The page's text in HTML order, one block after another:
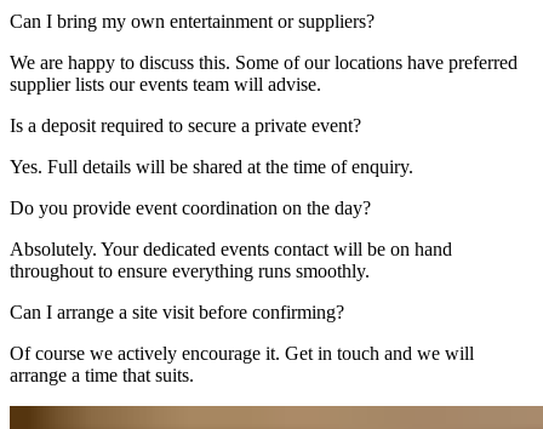
Can I bring my own entertainment or suppliers?​​​​‌ ‍ ​‍​‍‌‍ ‌ ​‍‌‍‍‌‌‍‌ ‌‍‍‌‌‍ ‍​‍​‍​ ‍‍​‍​‍‌ ​ ‌‍​‌‌‍ ‍‌‍‍‌‌ ‌​‌ ‍‌​‍ ‍‌‍‍‌‌‍ ​‍​‍​‍ ​​‍​‍‌‍‍​‌ ​‍‌‍‌‌‌‍‌‍​‍​‍​ ‍‍​‍​‍‌‍‍​‌ ‌​‌ ‌​‌ ​​‌ ​ ​ ‍‍​‍ ​‍ ‌‍ ​​‍ ‌‌‍​‌‌‍ ‍‌‍‌​​‍ ‌‌ ​‍​‍ ‌‌‍‍​‌‍ ‌ ‌​‌‍‌‌‌‍ ​‌ ​ ​‍ ‌‌ ​ ‌ ‌​‌ ‌‌‌‍‌​‌‍‍‌‌‍ ​‍ ‍‌ ‌‍‌‍‌‌‌ ​‍‌‍​ ‌‍‌‌‌‍ ​​‍ ‍‌‍​‌‌ ​​‌ ​​​‍ ‌‍‍‌‌‍ ‍‌ ‌​‌‍‌‌‌‍ ‍‌ ‌​​‍ ‌‍‌‌‌‍‌​‌‍‍‌‌ ‌​​‍ ‌‍ ‌‌‍ ‌‍‌​‌‍‌‌​ ‌‌ ​​‌ ​‍‌‍‌‌‌ ​ ‌‍‌‌‌‍ ‍‌ ‌​‌‍​‌‌ ‌​‌‍‍‌‌‍ ‌‍ ‍​ ‍ ‌‍‍‌‌‍‌​​ ‌​ ‌‌​ ​ ‌‍​‌​ ‍​‌‍‌‌​ ‍​​ ‍‌​ ‍​​‍ ‌‌‍​‌​ ‍‌​ ‌‌‌‍‌‌​‍ ‌​ ‌​​ ‌ ‌‍‌‌​ ​​​‍ ‌‌‍​‍‌‍‌​‌‍​‍​ ​‍​‍ ‌​ ‌‍‌‍‌‌​ ​ ​ ‌‍‌‍‌​‌‍​ ‌‍‌‍​ ‍​​ ​‌​ ​‍​ ‍‌​ ​​​ ‍ ‌ ‌​‌ ‍‌‌ ​​‌‍‌‌​ ‌‌‍‍​‌‍ ‌ ‌​‌‍‌‌‌‍ ​‌​‌‍‌‍​‌‌ ​‌​ ‍ ‌ ​​‌‍​‌‌ ‌​‌‍‍​​ ‌‌ ​‌‌ ‌‌‌‍‌‌‌ ​ ‌ ‌​‌‍‍‌‌‍ ‌‍ ‍​ ‌‍​‍‌‍​‌‌ ​ ‌‍‌‌‌‌‌‌‌ ​‍‌‍ ​​ ‌‌‍‍​‌ ‌​‌ ‌​‌ ​​‌ ​ ​‍‌‌​ ​ ‌​​‌​‍‌‌​ ​‍‌​‌‍​‍‌‌​ ​‍‌​‌‍‌‍ ​​‍ ‌‌‍​‌‌‍ ‍‌‍‌​​‍ ‌‌ ​‍​‍ ‌‌‍‍​‌‍ ‌ ‌​‌‍‌‌‌‍ ​‌ ​ ​‍ ‌‌ ​ ‌ ‌​‌ ‌‌‌‍‌​‌‍‍‌‌‍ ​‍ ‍‌ ‌‍‌‍‌‌‌ ​‍‌‍​ ‌‍‌‌‌‍ ​​‍ ‍‌‍​‌‌ ​​‌ ​​​‍‌‍‌‍‍‌‌‍‌​​ ‌​ ‌‌​ ​ ‌‍​‌​ ‍​‌‍‌‌​ ‍​​ ‍‌​ ‍​​‍ ‌‌‍​‌​ ‍‌​ ‌‌‌‍‌‌​‍ ‌​ ‌​​ ‌ ‌‍‌‌​ ​​​‍ ‌‌‍​‍‌‍‌​‌‍​‍​ ​‍​‍ ‌​ ‌‍‌‍‌‌​ ​ ​ ‌‍‌‍‌​‌‍​ ‌‍‌‍​ ‍​​ ​‌​ ​‍​ ‍‌​ ​​​‍‌‍‌ ‌​‌ ‍‌‌ ​​‌‍‌‌​ ‌‌‍‍​‌‍ ‌ ‌​‌‍‌‌‌‍ ​‌​‌‍‌‍​‌‌ ​‌​‍‌‍‌ ​​‌‍​‌‌ ‌​‌‍‍​​ ‌‌ ​‌‌ ‌‌‌‍‌‌‌ ​ ‌ ‌​‌‍‍‌‌‍ ‌‍ ‍​‍‌‍‌ ​​‌‍‌‌‌ ​‍‌ ​ ‌ ​​‌‍‌‌‌‍​ ‌ ‌​‌‍‍‌‌ ‌‍‌‍‌‌​ ‌‌ ​​‌ ‌‌‌‍​‍‌‍ ​‌‍‍‌‌ ​ ‌‍‍​‌‍‌‌‌‍‌​​‍​‍‌ ‌
We are happy to discuss this. Some of our locations have preferred
supplier lists our events team will advise.​​​​‌ ‍ ​‍​‍‌‍ ‌ ​‍‌‍‍‌‌‍‌ ‌‍‍‌‌‍ ‍​‍​‍​ ‍‍​‍​‍‌ ​ ‌‍​‌‌‍ ‍‌‍‍‌‌ ‌​‌ ‍‌​‍ ‍‌‍‍‌‌‍ ​‍​‍​‍ ​​‍​‍‌‍‍​‌ ​‍‌‍‌‌‌‍‌‍​‍​‍​ ‍‍​‍​‍‌‍‍​‌ ‌​‌ ‌​‌ ​​‌ ​ ​ ‍‍​‍ ​‍ ‌‍ ​​‍ ‌‌‍​‌‌‍ ‍‌‍‌​​‍ ‌‌ ​‍​‍ ‌‌‍‍​‌‍ ‌ ‌​‌‍‌‌‌‍ ​‌ ​ ​‍ ‌‌ ​ ‌ ‌​‌ ‌‌‌‍‌​‌‍‍‌‌‍ ​‍ ‍‌ ‌‍‌‍‌‌‌ ​‍‌‍​ ‌‍‌‌‌‍ ​​‍ ‍‌‍​‌‌ ​​‌ ​​​‍ ‌‍‍‌‌‍ ‍‌ ‌​‌‍‌‌‌‍ ‍‌ ‌​​‍ ‌‍‌‌‌‍‌​‌‍‍‌‌ ‌​​‍ ‌‍ ‌‌‍ ‌‍‌​‌‍‌‌​ ‌‌ ​​‌ ​‍‌‍‌‌‌ ​ ‌‍‌‌‌‍ ‍‌ ‌​‌‍​‌‌ ‌​‌‍‍‌‌‍ ‌‍ ‍​ ‍ ‌‍‍‌‌‍‌​​ ‌​ ‌‌​ ​ ‌‍​‌​ ‍​‌‍‌‌​ ‍​​ ‍‌​ ‍​​‍ ‌‌‍​‌​ ‍‌​ ‌‌‌‍‌‌​‍ ‌​ ‌​​ ‌ ‌‍‌‌​ ​​​‍ ‌‌‍​‍‌‍‌​‌‍​‍​ ​‍​‍ ‌​ ‌‍‌‍‌‌​ ​ ​ ‌‍‌‍‌​‌‍​ ‌‍‌‍​ ‍​​ ​‌​ ​‍​ ‍‌​ ​​​ ‍ ‌ ‌​‌ ‍‌‌ ​​‌‍‌‌​ ‌‌‍‍​‌‍ ‌ ‌​‌‍‌‌‌‍ ​‌​‌‍‌‍​‌‌ ​‌​ ‍ ‌ ​​‌‍​‌‌ ‌​‌‍‍​​ ‌‌‍​‌‌‍ ‍‌ ​ ‌ ‌ ‌‍‌‌‌ ​‍​‍‌‌​ ‌‌‌​​‍‌‌ ‌‍‍ ‌‍‌‌‌ ‍‌​‍‌‌​ ​ ‌​‌​​‍‌‌​ ​ ‌​‌​​‍‌‌​ ​‍​ ​‍​ ​‌‌‍​‌​ ‌ ​ ​ ​ ‌ ‌‍​‌‌‍​‌‌‍​‌​ ​‌​ ‌ ​ ‌‍‌‍‌​​‍‌‌​ ​‍​ ​‍​‍‌‌​ ‌‌‌​‌​​‍ ‍‌‍​ ‌‍‍​‌‍‍‌‌‍ ​‌‍‌​‌ ​‍‌‍‌‌‌‍ ‍​‍‌‌​ ‌‌‌​​‍‌‌ ‌‍‍ ‌‍‌‌‌ ‍‌​‍‌‌​ ​ ‌​‌​​‍‌‌​ ​ ‌​‌​​‍‌‌​ ​‍​ ​‍​ ​​‌‍​‌‌‍‌​​ ​​‌‍​‍​ ‌​‌‍​ ​ ‌ ​ ‍​​ ​‌​ ‌ ​ ‌‌​‍‌‌​ ​‍​ ​‍​‍‌‌​ ‌‌‌​‌​​‍ ‍‌ ‌​‌‍‌‌‌ ‍​‌ ‌​​ ‌‍​‍‌‍​‌‌ ​ ‌‍‌‌‌‌‌‌‌ ​‍‌‍ ​​ ‌‌‍‍​‌ ‌​‌ ‌​‌ ​​‌ ​ ​‍‌‌​ ​ ‌​​‌​‍‌‌​ ​‍‌​‌‍​‍‌‌​ ​‍‌​‌‍‌‍ ​​‍ ‌‌‍​‌‌‍ ‍‌‍‌​​‍ ‌‌ ​‍​‍ ‌‌‍‍​‌‍ ‌ ‌​‌‍‌‌‌‍ ​‌ ​ ​‍ ‌‌ ​ ‌ ‌​‌ ‌‌‌‍‌​‌‍‍‌‌‍ ​‍ ‍‌ ‌‍‌‍‌‌‌ ​‍‌‍​ ‌‍‌‌‌‍ ​​‍ ‍‌‍​‌‌ ​​‌ ​​​‍‌‍‌‍‍‌‌‍‌​​ ‌​ ‌‌​ ​ ‌‍​‌​ ‍​‌‍‌‌​ ‍​​ ‍‌​ ‍​​‍ ‌‌‍​‌​ ‍‌​ ‌‌‌‍‌‌​‍ ‌​ ‌​​ ‌ ‌‍‌‌​ ​​​‍ ‌‌‍​‍‌‍‌​‌‍​‍​ ​‍​‍ ‌​ ‌‍‌‍‌‌​ ​ ​ ‌‍‌‍‌​‌‍​ ‌‍‌‍​ ‍​​ ​‌​ ​‍​ ‍‌​ ​​​‍‌‍‌ ‌​‌ ‍‌‌ ​​‌‍‌‌​ ‌‌‍‍​‌‍ ‌ ‌​‌‍‌‌‌‍ ​‌​‌‍‌‍​‌‌ ​‌​‍‌‍‌ ​​‌‍​‌‌ ‌​‌‍‍​​ ‌‌‍​‌‌‍ ‍‌ ​ ‌ ‌ ‌‍‌‌‌ ​‍​‍‌‌​ ‌‌‌​​‍‌‌ ‌‍‍ ‌‍‌‌‌ ‍‌​‍‌‌​ ​ ‌​‌​​‍‌‌​ ​ ‌​‌​​‍‌‌​ ​‍​ ​‍​ ​‌‌‍​‌​ ‌ ​ ​ ​ ‌ ‌‍​‌‌‍​‌‌‍​‌​ ​‌​ ‌ ​ ‌‍‌‍‌​​‍‌‌​ ​‍​ ​‍​‍‌‌​ ‌‌‌​‌​​‍ ‍‌‍​ ‌‍‍​‌‍‍‌‌‍ ​‌‍‌​‌ ​‍‌‍‌‌‌‍ ‍​‍‌‌​ ‌‌‌​​‍‌‌ ‌‍‍ ‌‍‌‌‌ ‍‌​‍‌‌​ ​ ‌​‌​​‍‌‌​ ​ ‌​‌​​‍‌‌​ ​‍​ ​‍​ ​​‌‍​‌‌‍‌​​ ​​‌‍​‍​ ‌​‌‍​ ​ ‌ ​ ‍​​ ​‌​ ‌ ​ ‌‌​‍‌‌​ ​‍​ ​‍​‍‌‌​ ‌‌‌​‌​​‍ ‍‌ ‌​‌‍‌‌‌ ‍​‌ ‌​​‍‌‍‌ ​​‌‍‌‌‌ ​‍‌ ​ ‌ ​​‌‍‌‌‌‍​ ‌ ‌​‌‍‍‌‌ ‌‍‌‍‌‌​ ‌‌ ​​‌ ‌‌‌‍​‍‌‍ ​‌‍‍‌‌ ​ ‌‍‍​‌‍‌‌‌‍‌​​‍​‍‌ ‌
Is a deposit required to secure a private event?​​​​‌ ‍ ​‍​‍‌‍ ‌ ​‍‌‍‍‌‌‍‌ ‌‍‍‌‌‍ ‍​‍​‍​ ‍‍​‍​‍‌ ​ ‌‍​‌‌‍ ‍‌‍‍‌‌ ‌​‌ ‍‌​‍ ‍‌‍‍‌‌‍ ​‍​‍​‍ ​​‍​‍‌‍‍​‌ ​‍‌‍‌‌‌‍‌‍​‍​‍​ ‍‍​‍​‍‌‍‍​‌ ‌​‌ ‌​‌ ​​‌ ​ ​ ‍‍​‍ ​‍ ‌‍ ​​‍ ‌‌‍​‌‌‍ ‍‌‍‌​​‍ ‌‌ ​‍​‍ ‌‌‍‍​‌‍ ‌ ‌​‌‍‌‌‌‍ ​‌ ​ ​‍ ‌‌ ​ ‌ ‌​‌ ‌‌‌‍‌​‌‍‍‌‌‍ ​‍ ‍‌ ‌‍‌‍‌‌‌ ​‍‌‍​ ‌‍‌‌‌‍ ​​‍ ‍‌‍​‌‌ ​​‌ ​​​‍ ‌‍‍‌‌‍ ‍‌ ‌​‌‍‌‌‌‍ ‍‌ ‌​​‍ ‌‍‌‌‌‍‌​‌‍‍‌‌ ‌​​‍ ‌‍ ‌‌‍ ‌‍‌​‌‍‌‌​ ‌‌ ​​‌ ​‍‌‍‌‌‌ ​ ‌‍‌‌‌‍ ‍‌ ‌​‌‍​‌‌ ‌​‌‍‍‌‌‍ ‌‍ ‍​ ‍ ‌‍‍‌‌‍‌​​ ‌​ ‌‌​ ​ ​ ‍‌‌‍​ ​ ‌ ​ ​ ​ ‌ ​ ​‌​‍ ‌‌‍‌​‌‍​ ​ ​‍‌‍​ ​‍ ‌​ ‌​​ ‍​‌‍​‍​ ​‍​‍ ‌‌‍​‌​ ‍‌‌‍‌​​ ​‌​‍ ‌‌‍​ ​ ​‌‌‍​‍‌‍‌‌​ ‌ ​ ​ ​ ‍​​ ‌​​ ​‍​ ‌ ​ ‍​​ ​​​ ‍ ‌ ‌​‌ ‍‌‌ ​​‌‍‌‌​ ‌‌‍‍​‌‍ ‌ ‌​‌‍‌‌‌‍ ​‌​‌‍‌‍​‌‌ ​‌​ ‍ ‌ ​​‌‍​‌‌ ‌​‌‍‍​​ ‌‌ ​‌‌ ‌‌‌‍‌‌‌ ​ ‌ ‌​‌‍‍‌‌‍ ‌‍ ‍​ ‌‍​‍‌‍​‌‌ ​ ‌‍‌‌‌‌‌‌‌ ​‍‌‍ ​​ ‌‌‍‍​‌ ‌​‌ ‌​‌ ​​‌ ​ ​‍‌‌​ ​ ‌​​‌​‍‌‌​ ​‍‌​‌‍​‍‌‌​ ​‍‌​‌‍‌‍ ​​‍ ‌‌‍​‌‌‍ ‍‌‍‌​​‍ ‌‌ ​‍​‍ ‌‌‍‍​‌‍ ‌ ‌​‌‍‌‌‌‍ ​‌ ​ ​‍ ‌‌ ​ ‌ ‌​‌ ‌‌‌‍‌​‌‍‍‌‌‍ ​‍ ‍‌ ‌‍‌‍‌‌‌ ​‍‌‍​ ‌‍‌‌‌‍ ​​‍ ‍‌‍​‌‌ ​​‌ ​​​‍‌‍‌‍‍‌‌‍‌​​ ‌​ ‌‌​ ​ ​ ‍‌‌‍​ ​ ‌ ​ ​ ​ ‌ ​ ​‌​‍ ‌‌‍‌​‌‍​ ​ ​‍‌‍​ ​‍ ‌​ ‌​​ ‍​‌‍​‍​ ​‍​‍ ‌‌‍​‌​ ‍‌‌‍‌​​ ​‌​‍ ‌‌‍​ ​ ​‌‌‍​‍‌‍‌‌​ ‌ ​ ​ ​ ‍​​ ‌​​ ​‍​ ‌ ​ ‍​​ ​​​‍‌‍‌ ‌​‌ ‍‌‌ ​​‌‍‌‌​ ‌‌‍‍​‌‍ ‌ ‌​‌‍‌‌‌‍ ​‌​‌‍‌‍​‌‌ ​‌​‍‌‍‌ ​​‌‍​‌‌ ‌​‌‍‍​​ ‌‌ ​‌‌ ‌‌‌‍‌‌‌ ​ ‌ ‌​‌‍‍‌‌‍ ‌‍ ‍​‍‌‍‌ ​​‌‍‌‌‌ ​‍‌ ​ ‌ ​​‌‍‌‌‌‍​ ‌ ‌​‌‍‍‌‌ ‌‍‌‍‌‌​ ‌‌ ​​‌ ‌‌‌‍​‍‌‍ ​‌‍‍‌‌ ​ ‌‍‍​‌‍‌‌‌‍‌​​‍​‍‌ ‌
Yes. Full details will be shared at the time of enquiry.​​​​‌ ‍ ​‍​‍‌‍ ‌ ​‍‌‍‍‌‌‍‌ ‌‍‍‌‌‍ ‍​‍​‍​ ‍‍​‍​‍‌ ​ ‌‍​‌‌‍ ‍‌‍‍‌‌ ‌​‌ ‍‌​‍ ‍‌‍‍‌‌‍ ​‍​‍​‍ ​​‍​‍‌‍‍​‌ ​‍‌‍‌‌‌‍‌‍​‍​‍​ ‍‍​‍​‍‌‍‍​‌ ‌​‌ ‌​‌ ​​‌ ​ ​ ‍‍​‍ ​‍ ‌‍ ​​‍ ‌‌‍​‌‌‍ ‍‌‍‌​​‍ ‌‌ ​‍​‍ ‌‌‍‍​‌‍ ‌ ‌​‌‍‌‌‌‍ ​‌ ​ ​‍ ‌‌ ​ ‌ ‌​‌ ‌‌‌‍‌​‌‍‍‌‌‍ ​‍ ‍‌ ‌‍‌‍‌‌‌ ​‍‌‍​ ‌‍‌‌‌‍ ​​‍ ‍‌‍​‌‌ ​​‌ ​​​‍ ‌‍‍‌‌‍ ‍‌ ‌​‌‍‌‌‌‍ ‍‌ ‌​​‍ ‌‍‌‌‌‍‌​‌‍‍‌‌ ‌​​‍ ‌‍ ‌‌‍ ‌‍‌​‌‍‌‌​ ‌‌ ​​‌ ​‍‌‍‌‌‌ ​ ‌‍‌‌‌‍ ‍‌ ‌​‌‍​‌‌ ‌​‌‍‍‌‌‍ ‌‍ ‍​ ‍ ‌‍‍‌‌‍‌​​ ‌​ ‌‌​ ​ ​ ‍‌‌‍​ ​ ‌ ​ ​ ​ ‌ ​ ​‌​‍ ‌‌‍‌​‌‍​ ​ ​‍‌‍​ ​‍ ‌​ ‌​​ ‍​‌‍​‍​ ​‍​‍ ‌‌‍​‌​ ‍‌‌‍‌​​ ​‌​‍ ‌‌‍​ ​ ​‌‌‍​‍‌‍‌‌​ ‌ ​ ​ ​ ‍​​ ‌​​ ​‍​ ‌ ​ ‍​​ ​​​ ‍ ‌ ‌​‌ ‍‌‌ ​​‌‍‌‌​ ‌‌‍‍​‌‍ ‌ ‌​‌‍‌‌‌‍ ​‌​‌‍‌‍​‌‌ ​‌​ ‍ ‌ ​​‌‍​‌‌ ‌​‌‍‍​​ ‌‌‍​‌‌‍ ‍‌ ​ ‌ ‌ ‌‍‌‌‌ ​‍​‍‌‌​ ‌‌‌​​‍‌‌ ‌‍‍ ‌‍‌‌‌ ‍‌​‍‌‌​ ​ ‌​‌​​‍‌‌​ ​ ‌​‌​​‍‌‌​ ​‍​ ​‍‌‍​‍​ ​‍‌‍‌‍​ ‍‌​ ​​​ ‍​​ ‌​​ ​​​ ​‌​ ​ ‌‍​‍‌‍‌‌​‍‌‌​ ​‍​ ​‍​‍‌‌​ ‌‌‌​‌​​‍ ‍‌‍​ ‌‍‍​‌‍‍‌‌‍ ​‌‍‌​‌ ​‍‌‍‌‌‌‍ ‍​‍‌‌​ ‌‌‌​​‍‌‌ ‌‍‍ ‌‍‌‌‌ ‍‌​‍‌‌​ ​ ‌​‌​​‍‌‌​ ​ ‌​‌​​‍‌‌​ ​‍​ ​‍​ ​‌​ ‍‌‌‍​ ​ ‌​​ ‌‌​ ​‌​ ‍​​ ‌​‌‍‌‌​ ​ ​ ​‍‌‍​ ​‍‌‌​ ​‍​ ​‍​‍‌‌​ ‌‌‌​‌​​‍ ‍‌ ‌​‌‍‌‌‌ ‍​‌ ‌​​ ‌‍​‍‌‍​‌‌ ​ ‌‍‌‌‌‌‌‌‌ ​‍‌‍ ​​ ‌‌‍‍​‌ ‌​‌ ‌​‌ ​​‌ ​ ​‍‌‌​ ​ ‌​​‌​‍‌‌​ ​‍‌​‌‍​‍‌‌​ ​‍‌​‌‍‌‍ ​​‍ ‌‌‍​‌‌‍ ‍‌‍‌​​‍ ‌‌ ​‍​‍ ‌‌‍‍​‌‍ ‌ ‌​‌‍‌‌‌‍ ​‌ ​ ​‍ ‌‌ ​ ‌ ‌​‌ ‌‌‌‍‌​‌‍‍‌‌‍ ​‍ ‍‌ ‌‍‌‍‌‌‌ ​‍‌‍​ ‌‍‌‌‌‍ ​​‍ ‍‌‍​‌‌ ​​‌ ​​​‍‌‍‌‍‍‌‌‍‌​​ ‌​ ‌‌​ ​ ​ ‍‌‌‍​ ​ ‌ ​ ​ ​ ‌ ​ ​‌​‍ ‌‌‍‌​‌‍​ ​ ​‍‌‍​ ​‍ ‌​ ‌​​ ‍​‌‍​‍​ ​‍​‍ ‌‌‍​‌​ ‍‌‌‍‌​​ ​‌​‍ ‌‌‍​ ​ ​‌‌‍​‍‌‍‌‌​ ‌ ​ ​ ​ ‍​​ ‌​​ ​‍​ ‌ ​ ‍​​ ​​​‍‌‍‌ ‌​‌ ‍‌‌ ​​‌‍‌‌​ ‌‌‍‍​‌‍ ‌ ‌​‌‍‌‌‌‍ ​‌​‌‍‌‍​‌‌ ​‌​‍‌‍‌ ​​‌‍​‌‌ ‌​‌‍‍​​ ‌‌‍​‌‌‍ ‍‌ ​ ‌ ‌ ‌‍‌‌‌ ​‍​‍‌‌​ ‌‌‌​​‍‌‌ ‌‍‍ ‌‍‌‌‌ ‍‌​‍‌‌​ ​ ‌​‌​​‍‌‌​ ​ ‌​‌​​‍‌‌​ ​‍​ ​‍‌‍​‍​ ​‍‌‍‌‍​ ‍‌​ ​​​ ‍​​ ‌​​ ​​​ ​‌​ ​ ‌‍​‍‌‍‌‌​‍‌‌​ ​‍​ ​‍​‍‌‌​ ‌‌‌​‌​​‍ ‍‌‍​ ‌‍‍​‌‍‍‌‌‍ ​‌‍‌​‌ ​‍‌‍‌‌‌‍ ‍​‍‌‌​ ‌‌‌​​‍‌‌ ‌‍‍ ‌‍‌‌‌ ‍‌​‍‌‌​ ​ ‌​‌​​‍‌‌​ ​ ‌​‌​​‍‌‌​ ​‍​ ​‍​ ​‌​ ‍‌‌‍​ ​ ‌​​ ‌‌​ ​‌​ ‍​​ ‌​‌‍‌‌​ ​ ​ ​‍‌‍​ ​‍‌‌​ ​‍​ ​‍​‍‌‌​ ‌‌‌​‌​​‍ ‍‌ ‌​‌‍‌‌‌ ‍​‌ ‌​​‍‌‍‌ ​​‌‍‌‌‌ ​‍‌ ​ ‌ ​​‌‍‌‌‌‍​ ‌ ‌​‌‍‍‌‌ ‌‍‌‍‌‌​ ‌‌ ​​‌ ‌‌‌‍​‍‌‍ ​‌‍‍‌‌ ​ ‌‍‍​‌‍‌‌‌‍‌​​‍​‍‌ ‌
Do you provide event coordination on the day?​​​​‌ ‍ ​‍​‍‌‍ ‌ ​‍‌‍‍‌‌‍‌ ‌‍‍‌‌‍ ‍​‍​‍​ ‍‍​‍​‍‌ ​ ‌‍​‌‌‍ ‍‌‍‍‌‌ ‌​‌ ‍‌​‍ ‍‌‍‍‌‌‍ ​‍​‍​‍ ​​‍​‍‌‍‍​‌ ​‍‌‍‌‌‌‍‌‍​‍​‍​ ‍‍​‍​‍‌‍‍​‌ ‌​‌ ‌​‌ ​​‌ ​ ​ ‍‍​‍ ​‍ ‌‍ ​​‍ ‌‌‍​‌‌‍ ‍‌‍‌​​‍ ‌‌ ​‍​‍ ‌‌‍‍​‌‍ ‌ ‌​‌‍‌‌‌‍ ​‌ ​ ​‍ ‌‌ ​ ‌ ‌​‌ ‌‌‌‍‌​‌‍‍‌‌‍ ​‍ ‍‌ ‌‍‌‍‌‌‌ ​‍‌‍​ ‌‍‌‌‌‍ ​​‍ ‍‌‍​‌‌ ​​‌ ​​​‍ ‌‍‍‌‌‍ ‍‌ ‌​‌‍‌‌‌‍ ‍‌ ‌​​‍ ‌‍‌‌‌‍‌​‌‍‍‌‌ ‌​​‍ ‌‍ ‌‌‍ ‌‍‌​‌‍‌‌​ ‌‌ ​​‌ ​‍‌‍‌‌‌ ​ ‌‍‌‌‌‍ ‍‌ ‌​‌‍​‌‌ ‌​‌‍‍‌‌‍ ‌‍ ‍​ ‍ ‌‍‍‌‌‍‌​​ ‌​ ‌ ‌‍‌‍‌‍​ ​ ​‍​ ‌‍​ ​‌‌‍​ ‌‍‌‌​‍ ‌‌‍‌‍​ ‌​‌‍​‍‌‍​ ​‍ ‌​ ‌​​ ​ ‌‍‌​​ ​‌​‍ ‌‌‍​‌​ ​‌​ ​‍​ ‌ ​‍ ‌​ ‌‍‌‍​ ​ ​​​ ‌ ‌‍‌‌​ ​‍‌‍‌​​ ​​‌‍‌​‌‍​‌​ ‌​‌‍​‌​ ‍ ‌ ‌​‌ ‍‌‌ ​​‌‍‌‌​ ‌‌‍‍​‌‍ ‌ ‌​‌‍‌‌‌‍ ​‌​‌‍‌‍​‌‌ ​‌​ ‍ ‌ ​​‌‍​‌‌ ‌​‌‍‍​​ ‌‌ ​‌‌ ‌‌‌‍‌‌‌ ​ ‌ ‌​‌‍‍‌‌‍ ‌‍ ‍​ ‌‍​‍‌‍​‌‌ ​ ‌‍‌‌‌‌‌‌‌ ​‍‌‍ ​​ ‌‌‍‍​‌ ‌​‌ ‌​‌ ​​‌ ​ ​‍‌‌​ ​ ‌​​‌​‍‌‌​ ​‍‌​‌‍​‍‌‌​ ​‍‌​‌‍‌‍ ​​‍ ‌‌‍​‌‌‍ ‍‌‍‌​​‍ ‌‌ ​‍​‍ ‌‌‍‍​‌‍ ‌ ‌​‌‍‌‌‌‍ ​‌ ​ ​‍ ‌‌ ​ ‌ ‌​‌ ‌‌‌‍‌​‌‍‍‌‌‍ ​‍ ‍‌ ‌‍‌‍‌‌‌ ​‍‌‍​ ‌‍‌‌‌‍ ​​‍ ‍‌‍​‌‌ ​​‌ ​​​‍‌‍‌‍‍‌‌‍‌​​ ‌​ ‌ ‌‍‌‍‌‍​ ​ ​‍​ ‌‍​ ​‌‌‍​ ‌‍‌‌​‍ ‌‌‍‌‍​ ‌​‌‍​‍‌‍​ ​‍ ‌​ ‌​​ ​ ‌‍‌​​ ​‌​‍ ‌‌‍​‌​ ​‌​ ​‍​ ‌ ​‍ ‌​ ‌‍‌‍​ ​ ​​​ ‌ ‌‍‌‌​ ​‍‌‍‌​​ ​​‌‍‌​‌‍​‌​ ‌​‌‍​‌​‍‌‍‌ ‌​‌ ‍‌‌ ​​‌‍‌‌​ ‌‌‍‍​‌‍ ‌ ‌​‌‍‌‌‌‍ ​‌​‌‍‌‍​‌‌ ​‌​‍‌‍‌ ​​‌‍​‌‌ ‌​‌‍‍​​ ‌‌ ​‌‌ ‌‌‌‍‌‌‌ ​ ‌ ‌​‌‍‍‌‌‍ ‌‍ ‍​‍‌‍‌ ​​‌‍‌‌‌ ​‍‌ ​ ‌ ​​‌‍‌‌‌‍​ ‌ ‌​‌‍‍‌‌ ‌‍‌‍‌‌​ ‌‌ ​​‌ ‌‌‌‍​‍‌‍ ​‌‍‍‌‌ ​ ‌‍‍​‌‍‌‌‌‍‌​​‍​‍‌ ‌
Absolutely. Your dedicated events contact will be on hand
throughout to ensure everything runs smoothly.​​​​‌ ‍ ​‍​‍‌‍ ‌ ​‍‌‍‍‌‌‍‌ ‌‍‍‌‌‍ ‍​‍​‍​ ‍‍​‍​‍‌ ​ ‌‍​‌‌‍ ‍‌‍‍‌‌ ‌​‌ ‍‌​‍ ‍‌‍‍‌‌‍ ​‍​‍​‍ ​​‍​‍‌‍‍​‌ ​‍‌‍‌‌‌‍‌‍​‍​‍​ ‍‍​‍​‍‌‍‍​‌ ‌​‌ ‌​‌ ​​‌ ​ ​ ‍‍​‍ ​‍ ‌‍ ​​‍ ‌‌‍​‌‌‍ ‍‌‍‌​​‍ ‌‌ ​‍​‍ ‌‌‍‍​‌‍ ‌ ‌​‌‍‌‌‌‍ ​‌ ​ ​‍ ‌‌ ​ ‌ ‌​‌ ‌‌‌‍‌​‌‍‍‌‌‍ ​‍ ‍‌ ‌‍‌‍‌‌‌ ​‍‌‍​ ‌‍‌‌‌‍ ​​‍ ‍‌‍​‌‌ ​​‌ ​​​‍ ‌‍‍‌‌‍ ‍‌ ‌​‌‍‌‌‌‍ ‍‌ ‌​​‍ ‌‍‌‌‌‍‌​‌‍‍‌‌ ‌​​‍ ‌‍ ‌‌‍ ‌‍‌​‌‍‌‌​ ‌‌ ​​‌ ​‍‌‍‌‌‌ ​ ‌‍‌‌‌‍ ‍‌ ‌​‌‍​‌‌ ‌​‌‍‍‌‌‍ ‌‍ ‍​ ‍ ‌‍‍‌‌‍‌​​ ‌​ ‌ ‌‍‌‍‌‍​ ​ ​‍​ ‌‍​ ​‌‌‍​ ‌‍‌‌​‍ ‌‌‍‌‍​ ‌​‌‍​‍‌‍​ ​‍ ‌​ ‌​​ ​ ‌‍‌​​ ​‌​‍ ‌‌‍​‌​ ​‌​ ​‍​ ‌ ​‍ ‌​ ‌‍‌‍​ ​ ​​​ ‌ ‌‍‌‌​ ​‍‌‍‌​​ ​​‌‍‌​‌‍​‌​ ‌​‌‍​‌​ ‍ ‌ ‌​‌ ‍‌‌ ​​‌‍‌‌​ ‌‌‍‍​‌‍ ‌ ‌​‌‍‌‌‌‍ ​‌​‌‍‌‍​‌‌ ​‌​ ‍ ‌ ​​‌‍​‌‌ ‌​‌‍‍​​ ‌‌‍​‌‌‍ ‍‌ ​ ‌ ‌ ‌‍‌‌‌ ​‍​‍‌‌​ ‌‌‌​​‍‌‌ ‌‍‍ ‌‍‌‌‌ ‍‌​‍‌‌​ ​ ‌​‌​​‍‌‌​ ​ ‌​‌​​‍‌‌​ ​‍​ ​‍​ ​‍​ ​​​ ​​​ ​ ‌‍‌​‌‍​‍​ ‌‍‌‍​‍​ ‌​​ ‍‌‌‍‌‌​ ‍‌​‍‌‌​ ​‍​ ​‍​‍‌‌​ ‌‌‌​‌​​‍ ‍‌‍​ ‌‍‍​‌‍‍‌‌‍ ​‌‍‌​‌ ​‍‌‍‌‌‌‍ ‍​‍‌‌​ ‌‌‌​​‍‌‌ ‌‍‍ ‌‍‌‌‌ ‍‌​‍‌‌​ ​ ‌​‌​​‍‌‌​ ​ ‌​‌​​‍‌‌​ ​‍​ ​‍​ ​‌​ ‍​​ ‌​‌‍‌‌‌‍‌‍​ ‌‌​ ‌‌​ ‌‌‌‍​‌‌‍​‍​ ‌​​ ‍​​‍‌‌​ ​‍​ ​‍​‍‌‌​ ‌‌‌​‌​​‍ ‍‌ ‌​‌‍‌‌‌ ‍​‌ ‌​​ ‌‍​‍‌‍​‌‌ ​ ‌‍‌‌‌‌‌‌‌ ​‍‌‍ ​​ ‌‌‍‍​‌ ‌​‌ ‌​‌ ​​‌ ​ ​‍‌‌​ ​ ‌​​‌​‍‌‌​ ​‍‌​‌‍​‍‌‌​ ​‍‌​‌‍‌‍ ​​‍ ‌‌‍​‌‌‍ ‍‌‍‌​​‍ ‌‌ ​‍​‍ ‌‌‍‍​‌‍ ‌ ‌​‌‍‌‌‌‍ ​‌ ​ ​‍ ‌‌ ​ ‌ ‌​‌ ‌‌‌‍‌​‌‍‍‌‌‍ ​‍ ‍‌ ‌‍‌‍‌‌‌ ​‍‌‍​ ‌‍‌‌‌‍ ​​‍ ‍‌‍​‌‌ ​​‌ ​​​‍‌‍‌‍‍‌‌‍‌​​ ‌​ ‌ ‌‍‌‍‌‍​ ​ ​‍​ ‌‍​ ​‌‌‍​ ‌‍‌‌​‍ ‌‌‍‌‍​ ‌​‌‍​‍‌‍​ ​‍ ‌​ ‌​​ ​ ‌‍‌​​ ​‌​‍ ‌‌‍​‌​ ​‌​ ​‍​ ‌ ​‍ ‌​ ‌‍‌‍​ ​ ​​​ ‌ ‌‍‌‌​ ​‍‌‍‌​​ ​​‌‍‌​‌‍​‌​ ‌​‌‍​‌​‍‌‍‌ ‌​‌ ‍‌‌ ​​‌‍‌‌​ ‌‌‍‍​‌‍ ‌ ‌​‌‍‌‌‌‍ ​‌​‌‍‌‍​‌‌ ​‌​‍‌‍‌ ​​‌‍​‌‌ ‌​‌‍‍​​ ‌‌‍​‌‌‍ ‍‌ ​ ‌ ‌ ‌‍‌‌‌ ​‍​‍‌‌​ ‌‌‌​​‍‌‌ ‌‍‍ ‌‍‌‌‌ ‍‌​‍‌‌​ ​ ‌​‌​​‍‌‌​ ​ ‌​‌​​‍‌‌​ ​‍​ ​‍​ ​‍​ ​​​ ​​​ ​ ‌‍‌​‌‍​‍​ ‌‍‌‍​‍​ ‌​​ ‍‌‌‍‌‌​ ‍‌​‍‌‌​ ​‍​ ​‍​‍‌‌​ ‌‌‌​‌​​‍ ‍‌‍​ ‌‍‍​‌‍‍‌‌‍ ​‌‍‌​‌ ​‍‌‍‌‌‌‍ ‍​‍‌‌​ ‌‌‌​​‍‌‌ ‌‍‍ ‌‍‌‌‌ ‍‌​‍‌‌​ ​ ‌​‌​​‍‌‌​ ​ ‌​‌​​‍‌‌​ ​‍​ ​‍​ ​‌​ ‍​​ ‌​‌‍‌‌‌‍‌‍​ ‌‌​ ‌‌​ ‌‌‌‍​‌‌‍​‍​ ‌​​ ‍​​‍‌‌​ ​‍​ ​‍​‍‌‌​ ‌‌‌​‌​​‍ ‍‌ ‌​‌‍‌‌‌ ‍​‌ ‌​​‍‌‍‌ ​​‌‍‌‌‌ ​‍‌ ​ ‌ ​​‌‍‌‌‌‍​ ‌ ‌​‌‍‍‌‌ ‌‍‌‍‌‌​ ‌‌ ​​‌ ‌‌‌‍​‍‌‍ ​‌‍‍‌‌ ​ ‌‍‍​‌‍‌‌‌‍‌​​‍​‍‌ ‌
Can I arrange a site visit before confirming?​​​​‌ ‍ ​‍​‍‌‍ ‌ ​‍‌‍‍‌‌‍‌ ‌‍‍‌‌‍ ‍​‍​‍​ ‍‍​‍​‍‌ ​ ‌‍​‌‌‍ ‍‌‍‍‌‌ ‌​‌ ‍‌​‍ ‍‌‍‍‌‌‍ ​‍​‍​‍ ​​‍​‍‌‍‍​‌ ​‍‌‍‌‌‌‍‌‍​‍​‍​ ‍‍​‍​‍‌‍‍​‌ ‌​‌ ‌​‌ ​​‌ ​ ​ ‍‍​‍ ​‍ ‌‍ ​​‍ ‌‌‍​‌‌‍ ‍‌‍‌​​‍ ‌‌ ​‍​‍ ‌‌‍‍​‌‍ ‌ ‌​‌‍‌‌‌‍ ​‌ ​ ​‍ ‌‌ ​ ‌ ‌​‌ ‌‌‌‍‌​‌‍‍‌‌‍ ​‍ ‍‌ ‌‍‌‍‌‌‌ ​‍‌‍​ ‌‍‌‌‌‍ ​​‍ ‍‌‍​‌‌ ​​‌ ​​​‍ ‌‍‍‌‌‍ ‍‌ ‌​‌‍‌‌‌‍ ‍‌ ‌​​‍ ‌‍‌‌‌‍‌​‌‍‍‌‌ ‌​​‍ ‌‍ ‌‌‍ ‌‍‌​‌‍‌‌​ ‌‌ ​​‌ ​‍‌‍‌‌‌ ​ ‌‍‌‌‌‍ ‍‌ ‌​‌‍​‌‌ ‌​‌‍‍‌‌‍ ‌‍ ‍​ ‍ ‌‍‍‌‌‍‌​​ ‌​ ‍‌​ ​ ‌‍​ ​ ‌‍‌‍‌​​ ‌‍​ ‌ ​ ‌​​‍ ‌​ ‌​‌‍​‍‌‍‌​​ ​‍​‍ ‌​ ‌​‌‍‌‌​ ​‌​ ‌‍​‍ ‌​ ‍​​ ​ ​ ‌​‌‍​‍​‍ ‌‌‍​ ​ ‍‌​ ​‍​ ‌ ‌‍‌‍‌‍​‍‌‍‌​​ ​ ‌‍‌​​ ‌‌​ ‌‌​ ​ ​ ‍ ‌ ‌​‌ ‍‌‌ ​​‌‍‌‌​ ‌‌‍‍​‌‍ ‌ ‌​‌‍‌‌‌‍ ​‌​‌‍‌‍​‌‌ ​‌​ ‍ ‌ ​​‌‍​‌‌ ‌​‌‍‍​​ ‌‌ ​‌‌ ‌‌‌‍‌‌‌ ​ ‌ ‌​‌‍‍‌‌‍ ‌‍ ‍​ ‌‍​‍‌‍​‌‌ ​ ‌‍‌‌‌‌‌‌‌ ​‍‌‍ ​​ ‌‌‍‍​‌ ‌​‌ ‌​‌ ​​‌ ​ ​‍‌‌​ ​ ‌​​‌​‍‌‌​ ​‍‌​‌‍​‍‌‌​ ​‍‌​‌‍‌‍ ​​‍ ‌‌‍​‌‌‍ ‍‌‍‌​​‍ ‌‌ ​‍​‍ ‌‌‍‍​‌‍ ‌ ‌​‌‍‌‌‌‍ ​‌ ​ ​‍ ‌‌ ​ ‌ ‌​‌ ‌‌‌‍‌​‌‍‍‌‌‍ ​‍ ‍‌ ‌‍‌‍‌‌‌ ​‍‌‍​ ‌‍‌‌‌‍ ​​‍ ‍‌‍​‌‌ ​​‌ ​​​‍‌‍‌‍‍‌‌‍‌​​ ‌​ ‍‌​ ​ ‌‍​ ​ ‌‍‌‍‌​​ ‌‍​ ‌ ​ ‌​​‍ ‌​ ‌​‌‍​‍‌‍‌​​ ​‍​‍ ‌​ ‌​‌‍‌‌​ ​‌​ ‌‍​‍ ‌​ ‍​​ ​ ​ ‌​‌‍​‍​‍ ‌‌‍​ ​ ‍‌​ ​‍​ ‌ ‌‍‌‍‌‍​‍‌‍‌​​ ​ ‌‍‌​​ ‌‌​ ‌‌​ ​ ​‍‌‍‌ ‌​‌ ‍‌‌ ​​‌‍‌‌​ ‌‌‍‍​‌‍ ‌ ‌​‌‍‌‌‌‍ ​‌​‌‍‌‍​‌‌ ​‌​‍‌‍‌ ​​‌‍​‌‌ ‌​‌‍‍​​ ‌‌ ​‌‌ ‌‌‌‍‌‌‌ ​ ‌ ‌​‌‍‍‌‌‍ ‌‍ ‍​‍‌‍‌ ​​‌‍‌‌‌ ​‍‌ ​ ‌ ​​‌‍‌‌‌‍​ ‌ ‌​‌‍‍‌‌ ‌‍‌‍‌‌​ ‌‌ ​​‌ ‌‌‌‍​‍‌‍ ​‌‍‍‌‌ ​ ‌‍‍​‌‍‌‌‌‍‌​​‍​‍‌ ‌
Of course we actively encourage it. Get in touch and we will
arrange a time that suits.​​​​‌ ‍ ​‍​‍‌‍ ‌ ​‍‌‍‍‌‌‍‌ ‌‍‍‌‌‍ ‍​‍​‍​ ‍‍​‍​‍‌ ​ ‌‍​‌‌‍ ‍‌‍‍‌‌ ‌​‌ ‍‌​‍ ‍‌‍‍‌‌‍ ​‍​‍​‍ ​​‍​‍‌‍‍​‌ ​‍‌‍‌‌‌‍‌‍​‍​‍​ ‍‍​‍​‍‌‍‍​‌ ‌​‌ ‌​‌ ​​‌ ​ ​ ‍‍​‍ ​‍ ‌‍ ​​‍ ‌‌‍​‌‌‍ ‍‌‍‌​​‍ ‌‌ ​‍​‍ ‌‌‍‍​‌‍ ‌ ‌​‌‍‌‌‌‍ ​‌ ​ ​‍ ‌‌ ​ ‌ ‌​‌ ‌‌‌‍‌​‌‍‍‌‌‍ ​‍ ‍‌ ‌‍‌‍‌‌‌ ​‍‌‍​ ‌‍‌‌‌‍ ​​‍ ‍‌‍​‌‌ ​​‌ ​​​‍ ‌‍‍‌‌‍ ‍‌ ‌​‌‍‌‌‌‍ ‍‌ ‌​​‍ ‌‍‌‌‌‍‌​‌‍‍‌‌ ‌​​‍ ‌‍ ‌‌‍ ‌‍‌​‌‍‌‌​ ‌‌ ​​‌ ​‍‌‍‌‌‌ ​ ‌‍‌‌‌‍ ‍‌ ‌​‌‍​‌‌ ‌​‌‍‍‌‌‍ ‌‍ ‍​ ‍ ‌‍‍‌‌‍‌​​ ‌​ ‍‌​ ​ ‌‍​ ​ ‌‍‌‍‌​​ ‌‍​ ‌ ​ ‌​​‍ ‌​ ‌​‌‍​‍‌‍‌​​ ​‍​‍ ‌​ ‌​‌‍‌‌​ ​‌​ ‌‍​‍ ‌​ ‍​​ ​ ​ ‌​‌‍​‍​‍ ‌‌‍​ ​ ‍‌​ ​‍​ ‌ ‌‍‌‍‌‍​‍‌‍‌​​ ​ ‌‍‌​​ ‌‌​ ‌‌​ ​ ​ ‍ ‌ ‌​‌ ‍‌‌ ​​‌‍‌‌​ ‌‌‍‍​‌‍ ‌ ‌​‌‍‌‌‌‍ ​‌​‌‍‌‍​‌‌ ​‌​ ‍ ‌ ​​‌‍​‌‌ ‌​‌‍‍​​ ‌‌‍​‌‌‍ ‍‌ ​ ‌ ‌ ‌‍‌‌‌ ​‍​‍‌‌​ ‌‌‌​​‍‌‌ ‌‍‍ ‌‍‌‌‌ ‍‌​‍‌‌​ ​ ‌​‌​​‍‌‌​ ​ ‌​‌​​‍‌‌​ ​‍​ ​‍​ ​‍‌‍‌‍​ ‌ ‌‍‌‍​ ​‍‌‍​‍​ ​‍​ ‌‌‌‍‌​​ ‍​‌‍​‌‌‍‌‍​‍‌‌​ ​‍​ ​‍​‍‌‌​ ‌‌‌​‌​​‍ ‍‌‍​ ‌‍‍​‌‍‍‌‌‍ ​‌‍‌​‌ ​‍‌‍‌‌‌‍ ‍​‍‌‌​ ‌‌‌​​‍‌‌ ‌‍‍ ‌‍‌‌‌ ‍‌​‍‌‌​ ​ ‌​‌​​‍‌‌​ ​ ‌​‌​​‍‌‌​ ​‍​ ​‍​ ​‍​ ​ ‌‍​‍​ ‌‍‌‍‌‌​ ‍‌​ ‌​​ ‍‌‌‍​‍​ ‍​‌‍‌​‌‍‌​​‍‌‌​ ​‍​ ​‍​‍‌‌​ ‌‌‌​‌​​‍ ‍‌ ‌​‌‍‌‌‌ ‍​‌ ‌​​ ‌‍​‍‌‍​‌‌ ​ ‌‍‌‌‌‌‌‌‌ ​‍‌‍ ​​ ‌‌‍‍​‌ ‌​‌ ‌​‌ ​​‌ ​ ​‍‌‌​ ​ ‌​​‌​‍‌‌​ ​‍‌​‌‍​‍‌‌​ ​‍‌​‌‍‌‍ ​​‍ ‌‌‍​‌‌‍ ‍‌‍‌​​‍ ‌‌ ​‍​‍ ‌‌‍‍​‌‍ ‌ ‌​‌‍‌‌‌‍ ​‌ ​ ​‍ ‌‌ ​ ‌ ‌​‌ ‌‌‌‍‌​‌‍‍‌‌‍ ​‍ ‍‌ ‌‍‌‍‌‌‌ ​‍‌‍​ ‌‍‌‌‌‍ ​​‍ ‍‌‍​‌‌ ​​‌ ​​​‍‌‍‌‍‍‌‌‍‌​​ ‌​ ‍‌​ ​ ‌‍​ ​ ‌‍‌‍‌​​ ‌‍​ ‌ ​ ‌​​‍ ‌​ ‌​‌‍​‍‌‍‌​​ ​‍​‍ ‌​ ‌​‌‍‌‌​ ​‌​ ‌‍​‍ ‌​ ‍​​ ​ ​ ‌​‌‍​‍​‍ ‌‌‍​ ​ ‍‌​ ​‍​ ‌ ‌‍‌‍‌‍​‍‌‍‌​​ ​ ‌‍‌​​ ‌‌​ ‌‌​ ​ ​‍‌‍‌ ‌​‌ ‍‌‌ ​​‌‍‌‌​ ‌‌‍‍​‌‍ ‌ ‌​‌‍‌‌‌‍ ​‌​‌‍‌‍​‌‌ ​‌​‍‌‍‌ ​​‌‍​‌‌ ‌​‌‍‍​​ ‌‌‍​‌‌‍ ‍‌ ​ ‌ ‌ ‌‍‌‌‌ ​‍​‍‌‌​ ‌‌‌​​‍‌‌ ‌‍‍ ‌‍‌‌‌ ‍‌​‍‌‌​ ​ ‌​‌​​‍‌‌​ ​ ‌​‌​​‍‌‌​ ​‍​ ​‍​ ​‍‌‍‌‍​ ‌ ‌‍‌‍​ ​‍‌‍​‍​ ​‍​ ‌‌‌‍‌​​ ‍​‌‍​‌‌‍‌‍​‍‌‌​ ​‍​ ​‍​‍‌‌​ ‌‌‌​‌​​‍ ‍‌‍​ ‌‍‍​‌‍‍‌‌‍ ​‌‍‌​‌ ​‍‌‍‌‌‌‍ ‍​‍‌‌​ ‌‌‌​​‍‌‌ ‌‍‍ ‌‍‌‌‌ ‍‌​‍‌‌​ ​ ‌​‌​​‍‌‌​ ​ ‌​‌​​‍‌‌​ ​‍​ ​‍​ ​‍​ ​ ‌‍​‍​ ‌‍‌‍‌‌​ ‍‌​ ‌​​ ‍‌‌‍​‍​ ‍​‌‍‌​‌‍‌​​‍‌‌​ ​‍​ ​‍​‍‌‌​ ‌‌‌​‌​​‍ ‍‌ ‌​‌‍‌‌‌ ‍​‌ ‌​​‍‌‍‌ ​​‌‍‌‌‌ ​‍‌ ​ ‌ ​​‌‍‌‌‌‍​ ‌ ‌​‌‍‍‌‌ ‌‍‌‍‌‌​ ‌‌ ​​‌ ‌‌‌‍​‍‌‍ ​‌‍‍‌‌ ​ ‌‍‍​‌‍‌‌‌‍‌​​‍​‍‌ ‌